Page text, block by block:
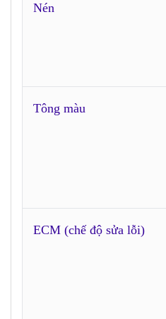
Nén
Tông màu
ECM (chế độ sửa lỗi)